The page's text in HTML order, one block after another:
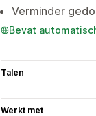
Verminder
Bevat
Talen
Werkt met